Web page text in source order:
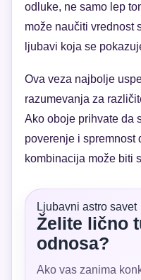
odluke, ne samo lep
može naučiti vrednost
ljubavi koja se
Ova veza najbolje
razumevanja za
Ako oboje prihvate da
poverenje i spremnost
kombinacija može biti
Ljubavni astro savet
Želite lično
odnosa?
Ako vas zanima